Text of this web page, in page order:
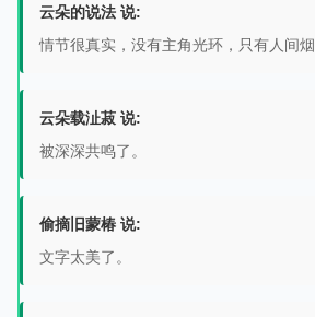
云朵的说法 说:
情节很真实，没有主角光环，只有人间
云朵载沚菽 说:
被深深共鸣了。
偷摘旧蒙椿 说:
文字太美了。